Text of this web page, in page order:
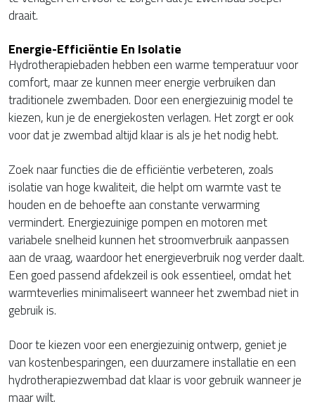
draait.
Energie-Efficiëntie En Isolatie
Hydrotherapiebaden hebben een warme temperatuur voor
comfort, maar ze kunnen meer energie verbruiken dan
traditionele zwembaden. Door een energiezuinig model te
kiezen, kun je de energiekosten verlagen. Het zorgt er ook
voor dat je zwembad altijd klaar is als je het nodig hebt.
Zoek naar functies die de efficiëntie verbeteren, zoals
isolatie van hoge kwaliteit, die helpt om warmte vast te
houden en de behoefte aan constante verwarming
vermindert. Energiezuinige pompen en motoren met
variabele snelheid kunnen het stroomverbruik aanpassen
aan de vraag, waardoor het energieverbruik nog verder daalt.
Een goed passend afdekzeil is ook essentieel, omdat het
warmteverlies minimaliseert wanneer het zwembad niet in
gebruik is.
Door te kiezen voor een energiezuinig ontwerp, geniet je
van kostenbesparingen, een duurzamere installatie en een
hydrotherapiezwembad dat klaar is voor gebruik wanneer je
maar wilt.